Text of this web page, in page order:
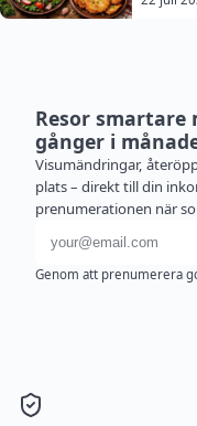
Resor
gånger i
Visumändringar,
plats – direkt till din
prenumerationen när
E-postadress
Genom att prenumerera